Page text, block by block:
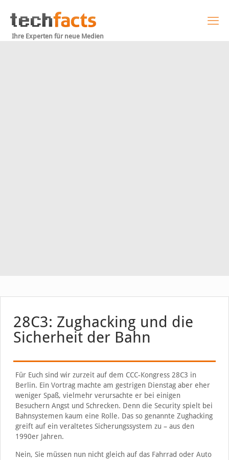
Ihre Experten für neue Medien
28C3: Zughacking und die
Sicherheit der Bahn
Für Euch sind wir zurzeit auf dem CCC-Kongress 28C3 in
Berlin. Ein Vortrag machte am gestrigen Dienstag aber eher
weniger Spaß, vielmehr verursachte er bei einigen
Besuchern Angst und Schrecken. Denn die Security spielt bei
Bahnsystemen kaum eine Rolle. Das so genannte Zughacking
greift auf ein veraltetes Sicherungssystem zu – aus den
1990er Jahren.
Nein, Sie müssen nun nicht gleich auf das Fahrrad oder Auto